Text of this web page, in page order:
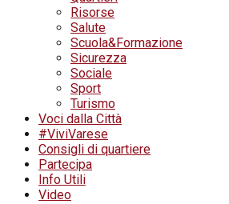
Risorse
Salute
Scuola&Formazione
Sicurezza
Sociale
Sport
Turismo
Voci dalla Città
#ViviVarese
Consigli di quartiere
Partecipa
Info Utili
Video